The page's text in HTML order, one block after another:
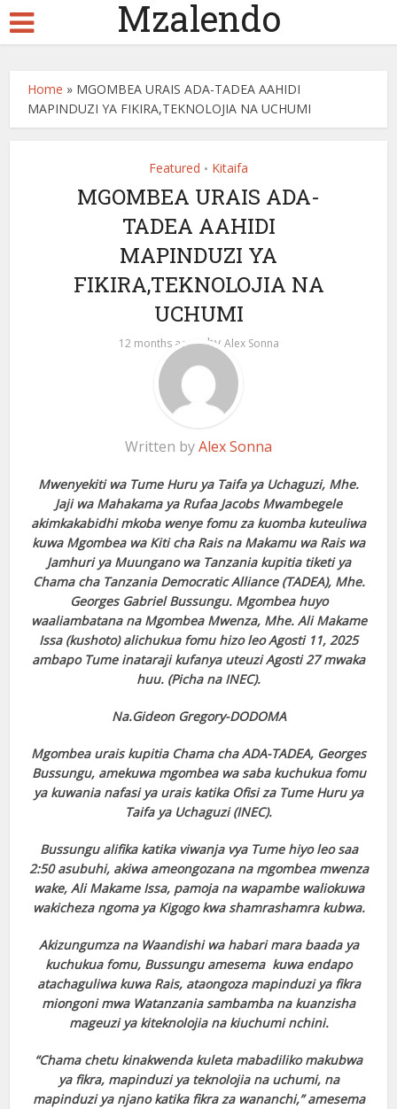
Mzalendo
Home » MGOMBEA URAIS ADA-TADEA AAHIDI
MAPINDUZI YA FIKIRA,TEKNOLOJIA NA UCHUMI
Featured • Kitaifa
MGOMBEA URAIS ADA-
TADEA AAHIDI
MAPINDUZI YA
FIKIRA,TEKNOLOJIA NA
UCHUMI
12 months ago by Alex Sonna
Written byAlex Sonna
Mwenyekiti wa Tume Huru ya Taifa ya Uchaguzi, Mhe.
Jaji wa Mahakama ya Rufaa Jacobs Mwambegele
akimkakabidhi mkoba wenye fomu za kuomba kuteuliwa
kuwa Mgombea wa Kiti cha Rais na Makamu wa Rais wa
Jamhuri ya Muungano wa Tanzania kupitia tiketi ya
Chama cha Tanzania Democratic Alliance (TADEA), Mhe.
Georges Gabriel Bussungu. Mgombea huyo
waaliambatana na Mgombea Mwenza, Mhe. Ali Makame
Issa (kushoto) alichukua fomu hizo leo Agosti 11, 2025
ambapo Tume inataraji kufanya uteuzi Agosti 27 mwaka
huu. (Picha na INEC).
Na.Gideon Gregory-DODOMA
Mgombea urais kupitia Chama cha ADA-TADEA, Georges
Bussungu, amekuwa mgombea wa saba kuchukua fomu
ya kuwania nafasi ya urais katika Ofisi za Tume Huru ya
Taifa ya Uchaguzi (INEC).
Bussungu alifika katika viwanja vya Tume hiyo leo saa
2:50 asubuhi, akiwa ameongozana na mgombea mwenza
wake, Ali Makame Issa, pamoja na wapambe waliokuwa
wakicheza ngoma ya Kigogo kwa shamrashamra kubwa.
Akizungumza na Waandishi wa habari mara baada ya
kuchukua fomu, Bussungu amesema kuwa endapo
atachaguliwa kuwa Rais, ataongoza mapinduzi ya fikra
miongoni mwa Watanzania sambamba na kuanzisha
mageuzi ya kiteknolojia na kiuchumi nchini.
“Chama chetu kinakwenda kuleta mabadiliko makubwa
ya fikra, mapinduzi ya teknolojia na uchumi, na
mapinduzi ya njano katika fikra za wananchi,” amesema